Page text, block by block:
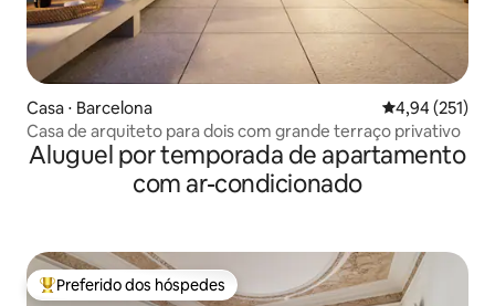
Casa ⋅ Barcelona 4,94 de uma
4,94 (251)
Casa de arquiteto para dois com grande terraço privativo
Aluguel por temporada de apartamento
com ar-condicionado
Entre os melhores preferidos dos hóspedes
Preferido dos hóspedes